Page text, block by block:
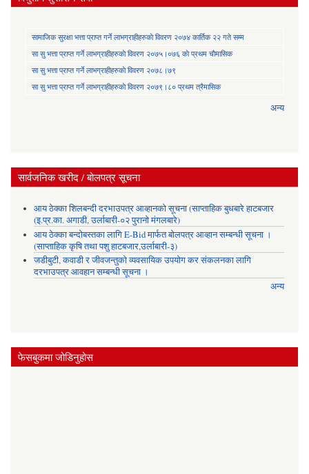
सामाजिक सुरक्षा भत्ता प्राप्त गर्ने लाभग्राहीहरुकाे विवरण २०७४ कार्तिक २२ गते सम्म
सा‍ सु भत्ता प्राप्त गर्ने लाभग्राहीहरुकाे विवरण २०७५।०७६ काे प्रथम चाैमासिक
सा‍ सु भत्ता प्राप्त गर्ने लाभग्राहीहरुकाे विवरण २०७८।७९
सा‍ सु भत्ता प्राप्त गर्ने लाभग्राहीहरुकाे विवरण २०७९।८० प्रथम त्रैमासिक
अन्य
सार्वजनिक खरीद / बोलपत्र सूचना
आय ठेक्का शिलबन्दी दरभाउपत्र आव्हानको सूचना (साप्ताहिक बुधबारे हाटबजार
(इ.प्र.का. अगाडी, उर्लाबारी-०२ पुरानो मंगलबारे)
आय ठेक्का बन्दोबस्तका लागि E-Bid मार्फत बोलपत्र आव्हान सम्बन्धी सूचना ।
(साप्ताहिक कृषि तथा पशु हाटबजार,उर्लाबारी-३)
जडीबुटी, कवाडी र जीवजन्तुको व्यवसायिक उपयोग कर संकलनका लागि
दरभाउपत्र आवहान सम्बन्धी सूचना ।
अन्य
फेसबुकमा जोडिनुहोस